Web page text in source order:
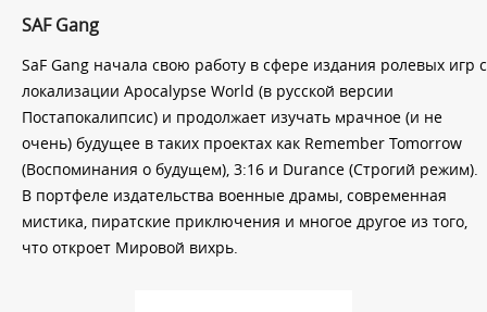
SAF Gang
SaF Gang начала свою работу в сфере издания ролевых игр с
локализации Apocalypse World (в русской версии
Постапокалипсис) и продолжает изучать мрачное (и не
очень) будущее в таких проектах как Remember Tomorrow
(Воспоминания о будущем), 3:16 и Durance (Строгий режим).
В портфеле издательства военные драмы, современная
мистика, пиратские приключения и многое другое из того,
что откроет Мировой вихрь.